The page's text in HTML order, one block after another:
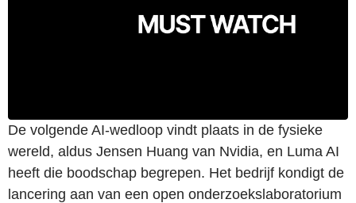
De volgende AI-wedloop vindt plaats in de fysieke
wereld, aldus Jensen Huang van Nvidia, en Luma AI
heeft die boodschap begrepen. Het bedrijf kondigt de
lancering aan van een open onderzoekslaboratorium